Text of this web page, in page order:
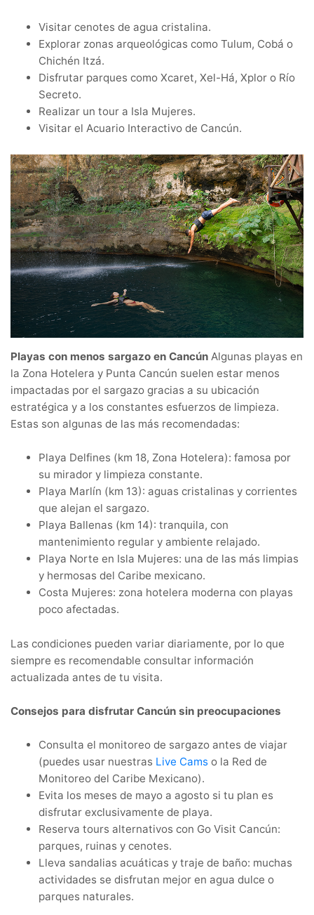
Visitar cenotes de agua cristalina.
Explorar zonas arqueológicas como Tulum, Cobá o
Chichén Itzá.
Disfrutar parques como Xcaret, Xel-Há, Xplor o Río
Secreto.
Realizar un tour a Isla Mujeres.
Visitar el Acuario Interactivo de Cancún.
Playas con menos sargazo en Cancún Algunas playas en
la Zona Hotelera y Punta Cancún suelen estar menos
impactadas por el sargazo gracias a su ubicación
estratégica y a los constantes esfuerzos de limpieza.
Estas son algunas de las más recomendadas:
Playa Delfines (km 18, Zona Hotelera): famosa por
su mirador y limpieza constante.
Playa Marlín (km 13): aguas cristalinas y corrientes
que alejan el sargazo.
Playa Ballenas (km 14): tranquila, con
mantenimiento regular y ambiente relajado.
Playa Norte en Isla Mujeres: una de las más limpias
y hermosas del Caribe mexicano.
Costa Mujeres: zona hotelera moderna con playas
poco afectadas.
Las condiciones pueden variar diariamente, por lo que
siempre es recomendable consultar información
actualizada antes de tu visita.
Consejos para disfrutar Cancún sin preocupaciones
Consulta el monitoreo de sargazo antes de viajar
(puedes usar nuestras Live Cams o la Red de
Monitoreo del Caribe Mexicano).
Evita los meses de mayo a agosto si tu plan es
disfrutar exclusivamente de playa.
Reserva tours alternativos con Go Visit Cancún:
parques, ruinas y cenotes.
Lleva sandalias acuáticas y traje de baño: muchas
actividades se disfrutan mejor en agua dulce o
parques naturales.